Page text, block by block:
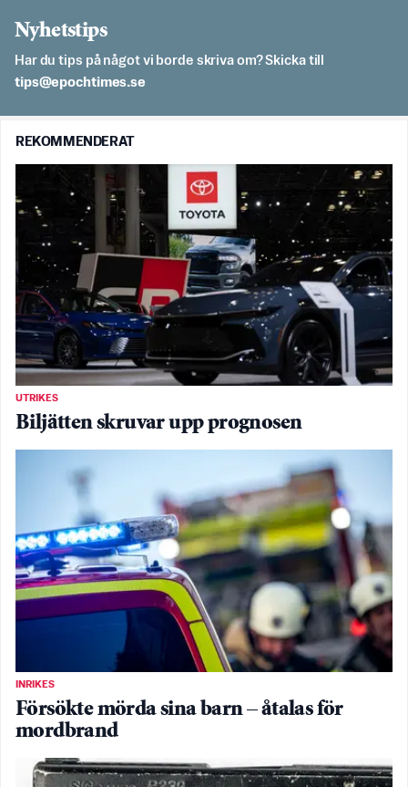
Nyhetstips
Har du tips på något vi borde skriva om? Skicka till
es.semithcope@spit
REKOMMENDERAT
UTRIKES
Biljätten skruvar upp prognosen
INRIKES
Försökte mörda sina barn – åtalas för
mordbrand